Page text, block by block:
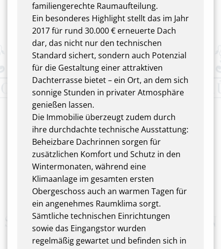
familiengerechte Raumaufteilung.
Ein besonderes Highlight stellt das im Jahr
2017 für rund 30.000 € erneuerte Dach
dar, das nicht nur den technischen
Standard sichert, sondern auch Potenzial
für die Gestaltung einer attraktiven
Dachterrasse bietet – ein Ort, an dem sich
sonnige Stunden in privater Atmosphäre
genießen lassen.
Die Immobilie überzeugt zudem durch
ihre durchdachte technische Ausstattung:
Beheizbare Dachrinnen sorgen für
zusätzlichen Komfort und Schutz in den
Wintermonaten, während eine
Klimaanlage im gesamten ersten
Obergeschoss auch an warmen Tagen für
ein angenehmes Raumklima sorgt.
Sämtliche technischen Einrichtungen
sowie das Eingangstor wurden
regelmäßig gewartet und befinden sich in